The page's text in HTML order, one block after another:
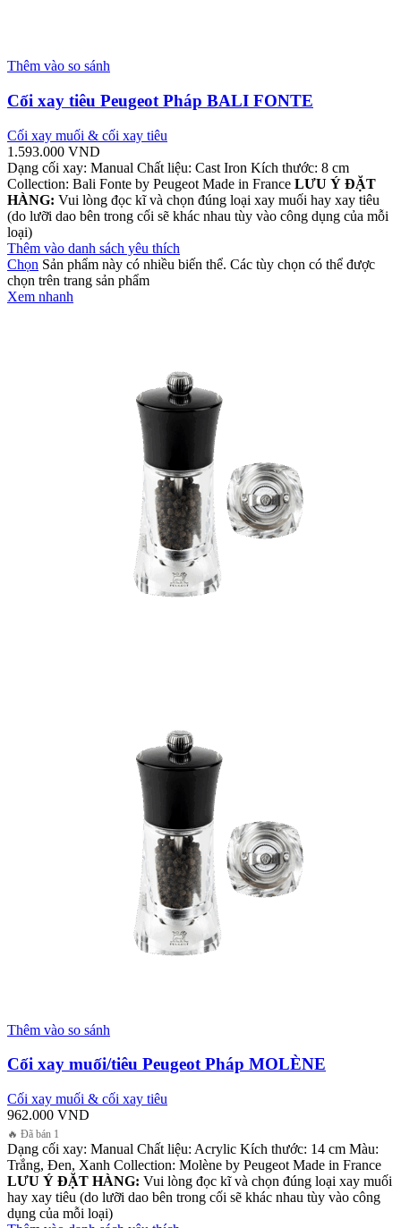
Thêm vào so sánh
Cối xay tiêu Peugeot Pháp BALI FONTE
Cối xay muối & cối xay tiêu
1.593.000 VND
Dạng cối xay: Manual Chất liệu: Cast Iron Kích thước: 8 cm
Collection: Bali Fonte by Peugeot Made in France LƯU Ý ĐẶT
HÀNG: Vui lòng đọc kĩ và chọn đúng loại xay muối hay xay tiêu
(do lưỡi dao bên trong cối sẽ khác nhau tùy vào công dụng của mỗi
loại)
Thêm vào danh sách yêu thích
Chọn Sản phẩm này có nhiều biến thể. Các tùy chọn có thể được
chọn trên trang sản phẩm
Xem nhanh
Thêm vào so sánh
Cối xay muối/tiêu Peugeot Pháp MOLÈNE
Cối xay muối & cối xay tiêu
962.000 VND
🔥 Đã bán 1
Dạng cối xay: Manual Chất liệu: Acrylic Kích thước: 14 cm Màu:
Trắng, Đen, Xanh Collection: Molène by Peugeot Made in France
LƯU Ý ĐẶT HÀNG: Vui lòng đọc kĩ và chọn đúng loại xay muối
hay xay tiêu (do lưỡi dao bên trong cối sẽ khác nhau tùy vào công
dụng của mỗi loại)